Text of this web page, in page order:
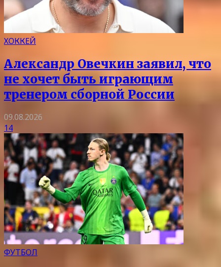
ХОККЕЙ
Александр Овечкин заявил, что
не хочет быть играющим
тренером сборной России
09.08.2026
14
ФУТБОЛ